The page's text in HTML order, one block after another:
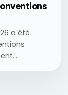
a été